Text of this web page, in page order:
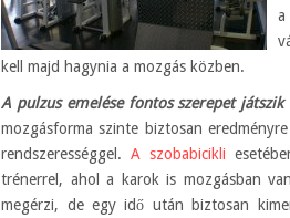
a
kell majd hagynia a mozgás közben.
A pulzus emelése fontos szerepet
mozgásforma szinte biztosan
rendszerességgel.A szobabicikli
trénerrel, ahol a karok is mozgásban
megérzi, de egy idő után biztosan